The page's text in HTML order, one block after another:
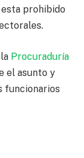
prohibido
Procuraduría
el asunto y
funcionarios